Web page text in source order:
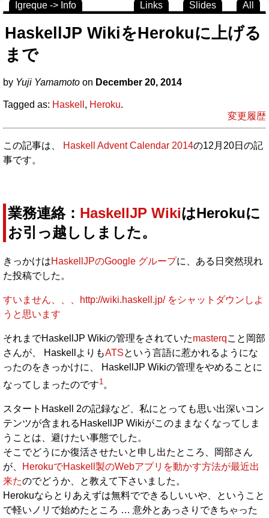
Igreque -> Info Links Slides All
HaskellJP WikiをHerokuに上げる
まで
by Yuji Yamamoto on December 20, 2014
Tagged as: Haskell , Heroku.
変更履歴
この記事は、 Haskell Advent Calendar 2014の12月20日の記
事です。
業務連絡： HaskellJP WikiはHerokuに
お引っ越ししました。
きっかけはHaskellJPのGoogle グループに、ある日突然現れ
た投稿でした。
すいません、、、http://wiki.haskell.jp/ をシャットダウンしよ
うと思います
それまでHaskellJP Wikiの管理をされていたmasterqこと岡部
さんが、 HaskellよりもATSという言語に惹かれるようにな
ったのをきっかけに、 HaskellJP Wikiの管理をやめることに
なってしまったのです1 。
スタートHaskell 2の記録など、私にとっても思い出深いコン
テンツが含まれるHaskellJP Wikiがこのままなくなってしま
うことは、避けたい事態でした。
そこでどうにか復活させたいと申し出たところ、岡部さん
が、
HerokuでHaskell製のWebアプリを動かす方法が最近出
来たのでどうか、と教えて下さいました。
Herokuならとりあえずは無料でできるしいいや、ということ
で軽いノリで始めたところ … 意外とあっさりできちゃった